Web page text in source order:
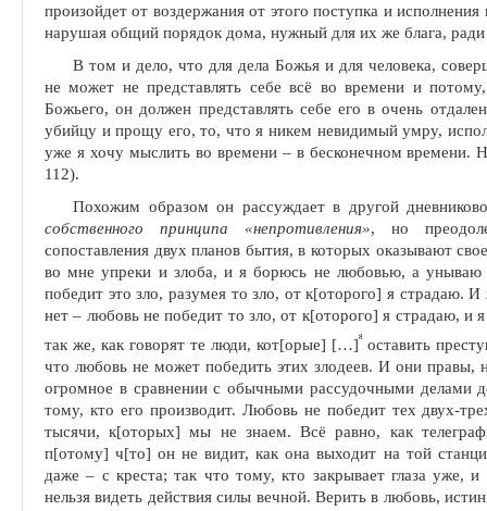
произойдет от воздержания от этого поступка и
нарушая общий порядок дома, нужный для их же блага, ради
В том и дело, что для дела Божья и для человека,
не может не представлять себе всё во времени и
Божьего, он должен представлять себе его в очень
убийцу и прощу его, то, что я никем невидимый умру,
уже я хочу мыслить во времени – в бесконечном времени.
112).
Похожим образом он рассуждает в другой
собственного принципа «непротивления», но
сопоставления двух планов бытия, в которых оказывают
во мне упреки и злоба, и я борюсь не любовью, а
победит это зло, разумея то зло, от к[оторого] я страдаю.
нет – любовь не победит то зло, от к[оторого] я страдаю, и
так же, как говорят те люди, кот[орые] […]8 оставить
что любовь не может по­бедить этих злодеев. И они правы,
огромное в сравнении с обычными рассудочными делами
тому, кто его производит. Любовь не победит тех двух-
тысячи, к[оторых] мы не знаем. Всё равно, как
п[отому] ч[то] он не видит, как она выходит на той
даже – с креста; так что тому, кто закрывает глаза уже,
нельзя видеть дей­ствия силы вечной. Верить в любовь,